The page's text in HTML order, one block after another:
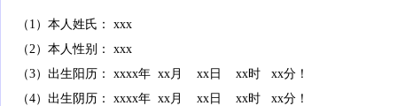
（1）本人姓氏： xxx
（2）本人性别： xxx
（3）出生阳历： xxxx年 xx月 xx日 xx时 xx分！
（4）出生阴历： xxxx年 xx月 xx日 xx时 xx分！